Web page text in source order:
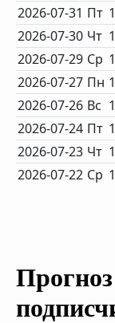
2026-07-31 Пт
2026-07-30 Чт
2026-07-29 Ср
2026-07-27 Пн
2026-07-26 Вс
2026-07-24 Пт
2026-07-23 Чт
2026-07-22 Ср